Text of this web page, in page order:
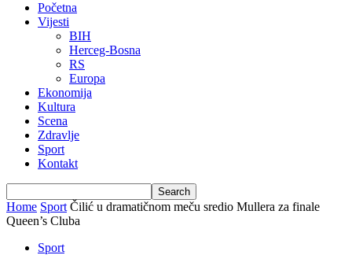
Početna
Vijesti
BIH
Herceg-Bosna
RS
Europa
Ekonomija
Kultura
Scena
Zdravlje
Sport
Kontakt
Home Sport Čilić u dramatičnom meču sredio Mullera za finale
Queen’s Cluba
Sport